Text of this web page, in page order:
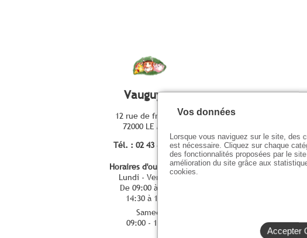
Vauguyon
12 rue de fresnaye
72000 LE MANS
Tél. : 02 43 86 04 31
Horaires d'ouverture :
Lundi - Vendredi
De 09:00 à 12:00
14:30 à 18:30
Samedi
09:00 - 18:30
Vos données
Lorsque vous naviguez sur le site, des
est nécessaire. Cliquez sur chaque
des fonctionnalités proposées par le
amélioration du site grâce aux
cookies.
Accepter